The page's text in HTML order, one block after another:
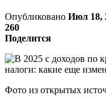
Опубликовано Июл 18,
260
Поделится
Фото из открытых